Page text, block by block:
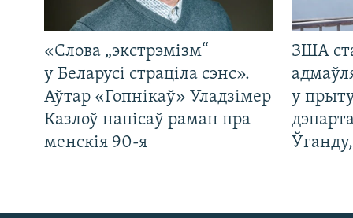
«Слова „экстрэмізм“
у Беларусі страціла сэнс».
Аўтар «Гопнікаў» Уладзімер
Казлоў напісаў раман пра
менскія 90-я
ЗША
у